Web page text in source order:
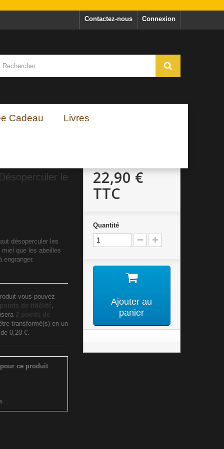
Connexion
Contactez-nous
Cadeau Livres
le
désoperculer les
que les abeilles
engranger.
vous pouvez
points de fidélité.
2 points de
transformé(s) en un
0,20 €.
ce produit
22,90 €
TTC
Quantité
Ajouter au
panier